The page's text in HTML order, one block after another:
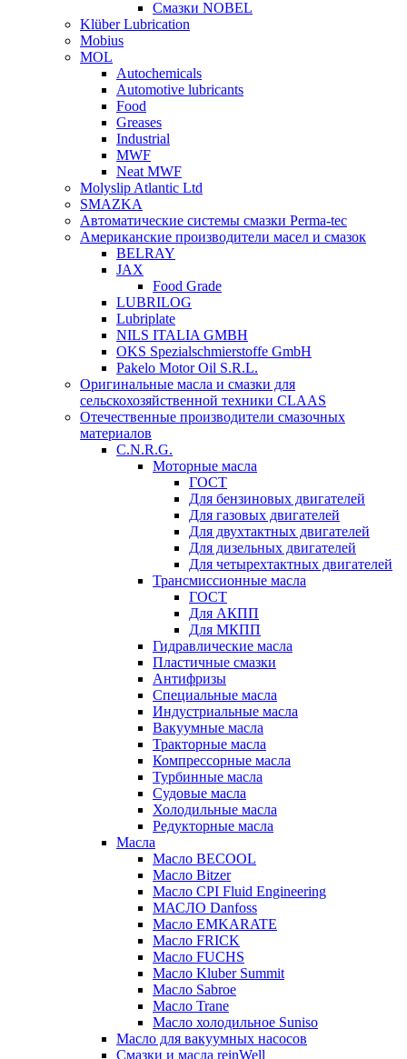
Смазки NOBEL
Klüber Lubrication
Mobius
MOL
Autochemicals
Automotive lubricants
Food
Greases
Industrial
MWF
Neat MWF
Molyslip Atlantic Ltd
SMAZKA
Автоматические системы смазки Perma-tec
Американские производители масел и смазок
BELRAY
JAX
Food Grade
LUBRILOG
Lubriplate
NILS ITALIA GMBH
OKS Spezialschmierstoffe GmbH
Pakelo Motor Oil S.R.L.
Оригинальные масла и смазки для
сельскохозяйственной техники CLAAS
Отечественные производители смазочных
материалов
C.N.R.G.
Моторные масла
ГОСТ
Для бензиновых двигателей
Для газовых двигателей
Для двухтактных двигателей
Для дизельных двигателей
Для четырехтактных двигателей
Трансмиссионные масла
ГОСТ
Для АКПП
Для МКПП
Гидравлические масла
Пластичные смазки
Антифризы
Специальные масла
Индустриальные масла
Вакуумные масла
Тракторные масла
Компрессорные масла
Турбинные масла
Судовые масла
Холодильные масла
Редукторные масла
Масла
Масло BECOOL
Масло Bitzer
Масло CPI Fluid Engineering
МАСЛО Danfoss
Масло EMKARATE
Масло FRICK
Масло FUCHS
Масло Kluber Summit
Масло Sabroe
Масло Trane
Масло холодильное Suniso
Масло для вакуумных насосов
Смазки и масла reinWell